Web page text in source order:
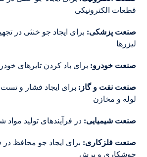
قطعات الکترونیکی
صنعت پزشکی: برای ایجاد جو خنثی در
لیزرها
صنعت خودرو: برای باد کردن تایرهای
صنعت نفت و گاز : برای ایجاد فشار و
لوله و مخازن
صنعت شیمیایی: در فرآیندهای تولید مواد
صنعت فلزکاری: برای ایجاد جو محافظ در
جوشکاری و برش